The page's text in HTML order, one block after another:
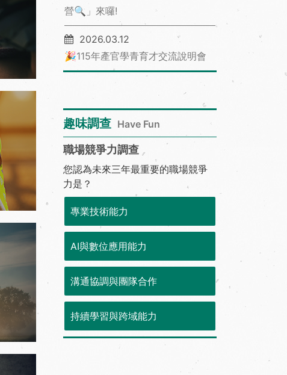
營🔍」來囉!
2026.03.12
🎉115年產官學青育才交流說明會
趣味調查 Have Fun
職場競爭力調查
您認為未來三年最重要的職場競爭
力是？
專業技術能力
AI與數位應用能力
溝通協調與團隊合作
持續學習與跨域能力